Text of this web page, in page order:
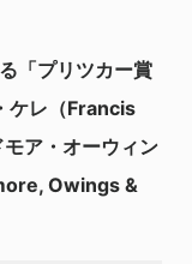
「プリツカー賞
ケレ（Francis
ア・オーウィン
Owings &